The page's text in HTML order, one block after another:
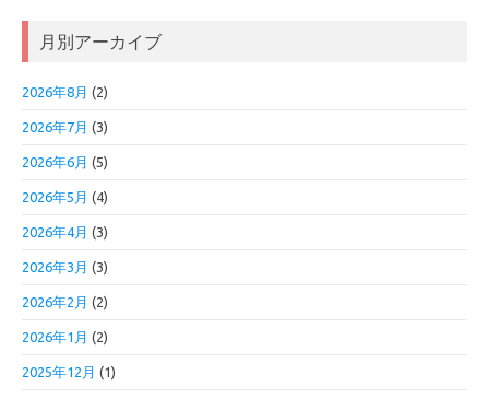
月別アーカイブ
2026年8月 (2)
2026年7月 (3)
2026年6月 (5)
2026年5月 (4)
2026年4月 (3)
2026年3月 (3)
2026年2月 (2)
2026年1月 (2)
2025年12月 (1)